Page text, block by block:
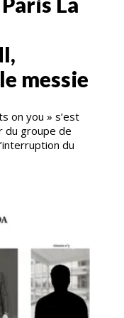
messie
on you » s’est
du groupe de
du